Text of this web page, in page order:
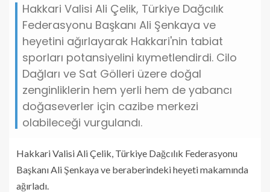
Hakkari Valisi Ali Çelik, Türkiye Dağcılık
Federasyonu Başkanı Ali Şenkaya ve
heyetini ağırlayarak Hakkari'nin tabiat
sporları potansiyelini kıymetlendirdi. Cilo
Dağları ve Sat Gölleri üzere doğal
zenginliklerin hem yerli hem de yabancı
doğaseverler için cazibe merkezi
olabileceği vurgulandı.
Hakkari Valisi Ali Çelik, Türkiye Dağcılık Federasyonu
Başkanı Ali Şenkaya ve beraberindeki heyeti makamında
ağırladı.